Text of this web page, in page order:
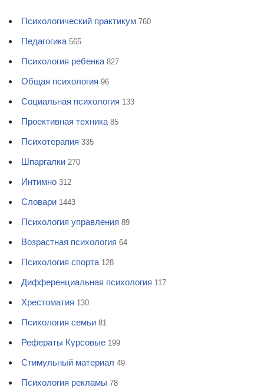
Психологический практикум 760
Педагогика 565
Психология ребенка 827
Общая психология 96
Социальная психология 133
Проективная техника 85
Психотерапия 335
Шпаргалки 270
Интимно 312
Словари 1443
Психология управления 89
Возрастная психология 64
Психология спорта 128
Дифференциальная психология 117
Хрестоматия 130
Психология семьи 81
Рефераты Курсовые 199
Стимульный материал 49
Психология рекламы 78